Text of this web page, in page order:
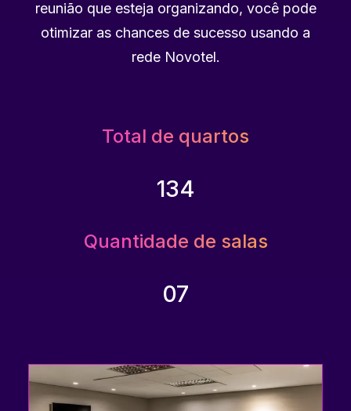
reunião que esteja organizando, você pode
otimizar as chances de sucesso usando a
rede Novotel.
Total de quartos
134
Quantidade de salas
07